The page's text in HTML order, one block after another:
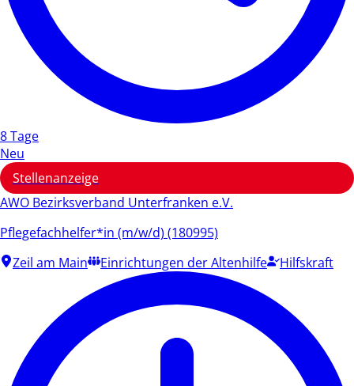
8 Tage
Neu
Stellenanzeige
AWO Bezirksverband Unterfranken e.V.
Pflegefachhelfer*in (m/w/d) (180995)
Zeil am Main
Einrichtungen der Altenhilfe Hilfskraft